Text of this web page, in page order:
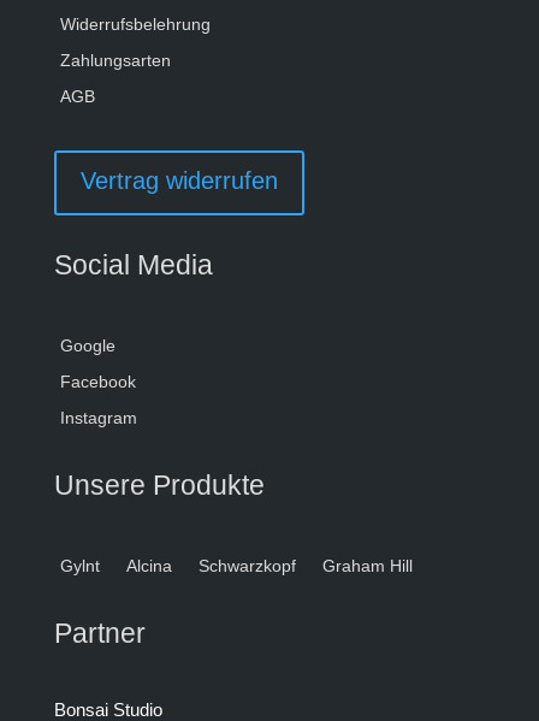
Widerrufsbelehrung
Zahlungsarten
AGB
Vertrag widerrufen
Social Media
Google
Facebook
Instagram
Unsere Produkte
Gylnt Alcina Schwarzkopf Graham Hill
Partner
Bonsai Studio